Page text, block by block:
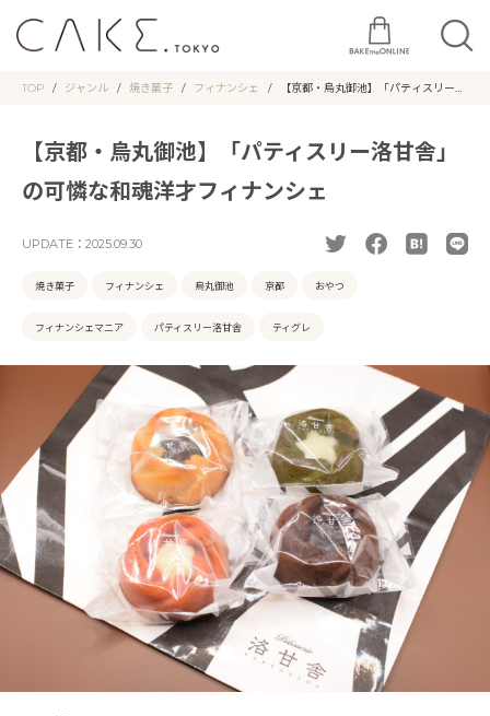
TOP ジャンル 焼き菓子 フィナンシェ
【京都・烏丸御池】「パティスリー洛
【京都・烏丸御池】「パティスリー洛甘舎」
の可憐な和魂洋才フィナンシェ
UPDATE： 2025.09.30
焼き菓子 フィナンシェ 烏丸御池 京都 おやつ
フィナンシェマニア パティスリー洛甘舎 ティグレ